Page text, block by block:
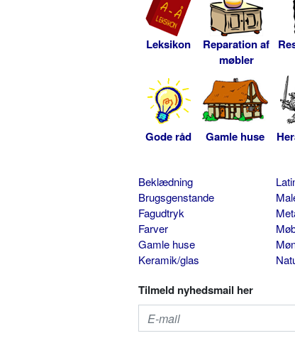
Leksikon
Reparation af
møbler
Gode råd Gamle huse
Beklædning
Brugsgenstande
Fagudtryk
Farver
Gamle huse
Keramik/glas
Tilmeld nyhedsmail her